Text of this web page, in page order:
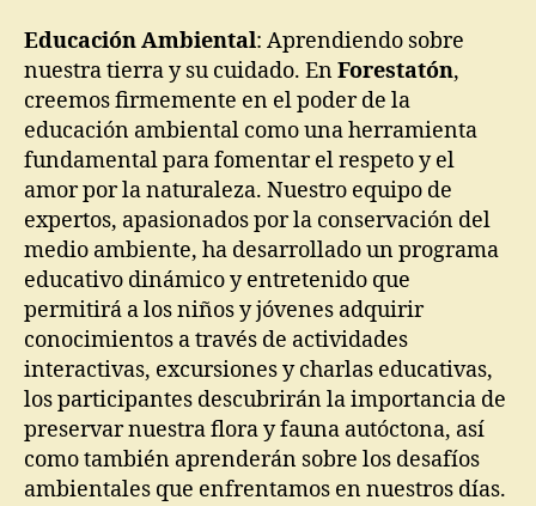
Educación Ambiental: Aprendiendo sobre
nuestra tierra y su cuidado. EnForestatón,
creemos firmemente en el poder de la
educación ambiental como una herramienta
fundamental para fomentar el respeto y el
amor por la naturaleza. Nuestro equipo de
expertos, apasionados por la conservación del
medio ambiente, ha desarrollado un programa
educativo dinámico y entretenido que
permitirá a los niños y jóvenes adquirir
conocimientos a través de actividades
interactivas, excursiones y charlas educativas,
los participantes descubrirán la importancia de
preservar nuestra flora y fauna autóctona, así
como también aprenderán sobre los desafíos
ambientales que enfrentamos en nuestros días.